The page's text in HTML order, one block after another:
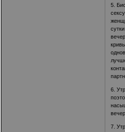
5.
6.
7.